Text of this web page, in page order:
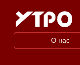
О нас